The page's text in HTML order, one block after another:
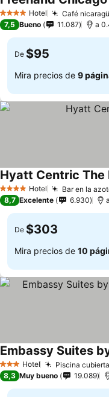
4 EstrellasHotel Café
7,5 Bueno 11.087 a
De $95
Mira precios de 9
4 EstrellasHotel Bar en la
Hyatt Centric The
8,7 Excelente 6.930
De $303
Mira precios de 10
3 Estrellas
Hotel Piscina
8,3 Muy bueno 19.089